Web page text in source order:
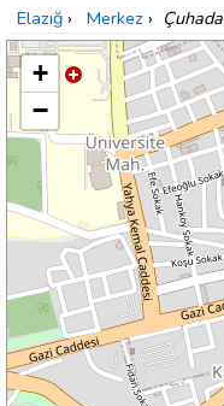
Elazığ › Merkez ›
+
−